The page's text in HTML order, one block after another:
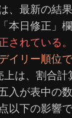
、最新の結
本日修正」
されている。
イリー順位
上は、割合
入が表中の
以下の影響